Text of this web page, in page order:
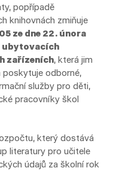
popřípadě
knihovnách zmiňuje
ze dne 22. února
ubytovacích
zařízeních, která jim
poskytuje odborné,
služby pro děti,
pracovníky škol
který dostává
literatury pro učitele
údajů za školní rok